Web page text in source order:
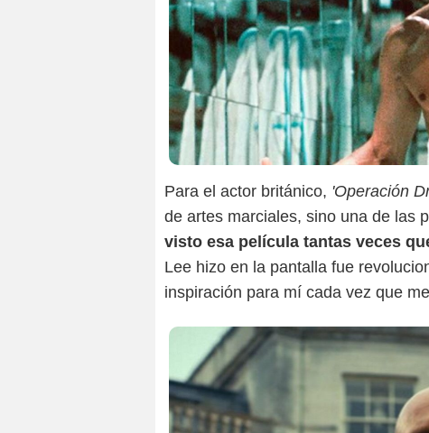
Para el actor británico, 'Operación
de artes marciales, sino una de las
visto esa película tantas veces
Lee hizo en la pantalla fue
inspiración para mí cada vez que